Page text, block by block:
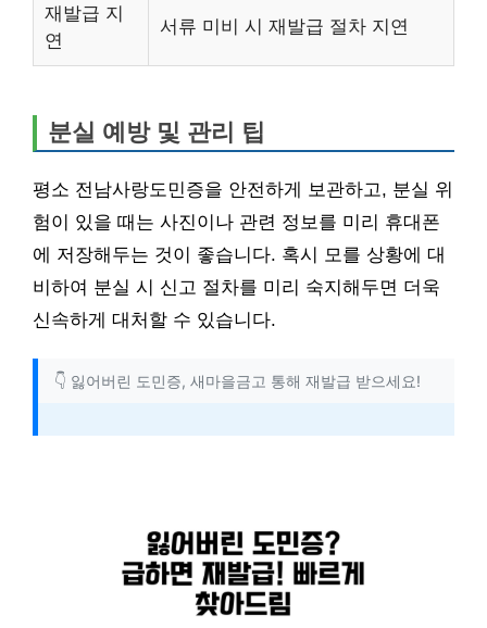
재발급 지
연
서류 미비 시 재발급 절차 지연
분실 예방 및 관리 팁
평소 전남사랑도민증을 안전하게 보관하고, 분실 위
험이 있을 때는 사진이나 관련 정보를 미리 휴대폰
에 저장해두는 것이 좋습니다. 혹시 모를 상황에 대
비하여 분실 시 신고 절차를 미리 숙지해두면 더욱
신속하게 대처할 수 있습니다.
👇 잃어버린 도민증, 새마을금고 통해 재발급 받으세요!